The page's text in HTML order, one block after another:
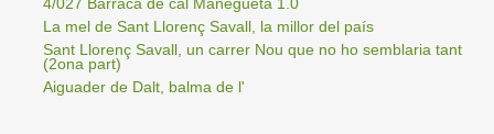
4/027 Barraca de cal Manegueta 1.0
La mel de Sant Llorenç Savall, la millor del país
Sant Llorenç Savall, un carrer Nou que no ho semblaria tant
(2ona part)
Aiguader de Dalt, balma de l'